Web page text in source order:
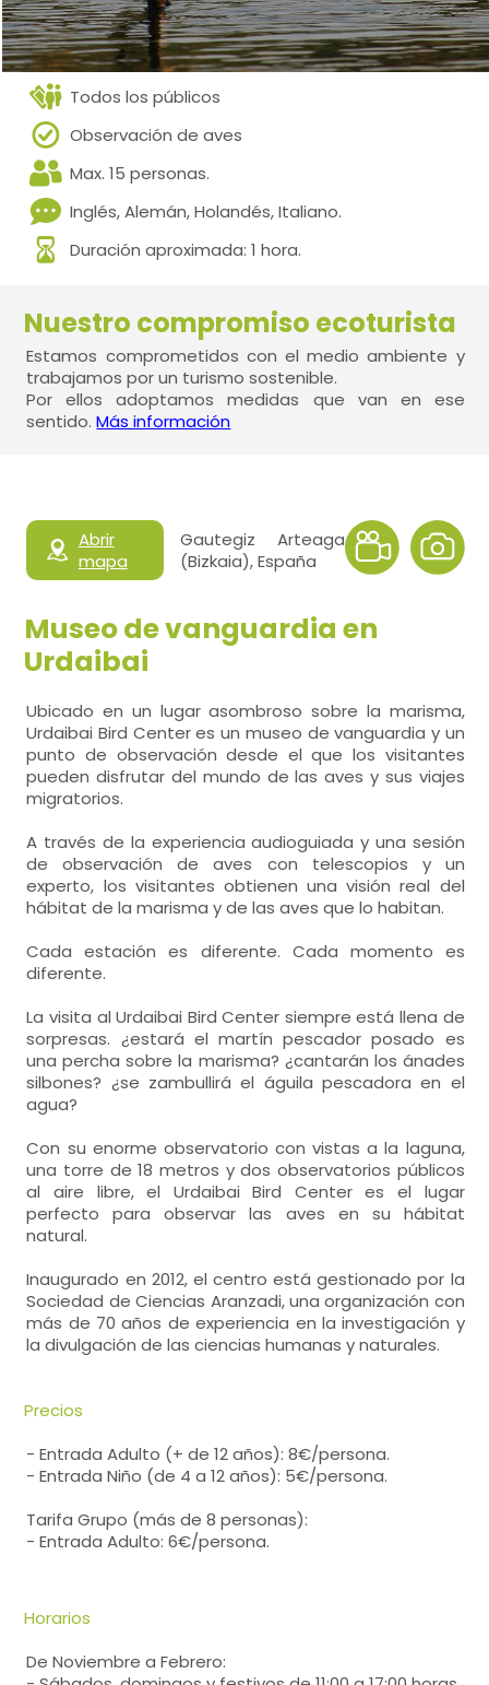
Todos los públicos
Observación de aves
Max. 15 personas.
Inglés, Alemán, Holandés, Italiano.
Duración aproximada: 1 hora.
Nuestro compromiso ecoturista
Estamos comprometidos con el medio ambiente y
trabajamos por un turismo sostenible.
Por ellos adoptamos medidas que van en ese
sentido.Más información
Abrir
mapa
Gautegiz Arteaga
(Bizkaia), España
Museo de vanguardia en
Urdaibai
Ubicado en un lugar asombroso sobre la marisma,
Urdaibai Bird Center es un museo de vanguardia y un
punto de observación desde el que los visitantes
pueden disfrutar del mundo de las aves y sus viajes
migratorios.
A través de la experiencia audioguiada y una sesión
de observación de aves con telescopios y un
experto, los visitantes obtienen una visión real del
hábitat de la marisma y de las aves que lo habitan.
Cada estación es diferente. Cada momento es
diferente.
La visita al Urdaibai Bird Center siempre está llena de
sorpresas. ¿estará el martín pescador posado es
una percha sobre la marisma? ¿cantarán los ánades
silbones? ¿se zambullirá el águila pescadora en el
agua?
Con su enorme observatorio con vistas a la laguna,
una torre de 18 metros y dos observatorios públicos
al aire libre, el Urdaibai Bird Center es el lugar
perfecto para observar las aves en su hábitat
natural.
Inaugurado en 2012, el centro está gestionado por la
Sociedad de Ciencias Aranzadi, una organización con
más de 70 años de experiencia en la investigación y
la divulgación de las ciencias humanas y naturales.
Precios
- Entrada Adulto (+ de 12 años): 8€/persona.
- Entrada Niño (de 4 a 12 años): 5€/persona.
Tarifa Grupo (más de 8 personas):
- Entrada Adulto: 6€/persona.
Horarios
De Noviembre a Febrero: